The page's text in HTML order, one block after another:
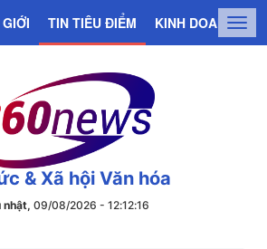
TIN TIÊU ĐIỂM KINH DOANH
& Xã hội Văn hóa
nhật, 09/08/2026 - 12:12:17